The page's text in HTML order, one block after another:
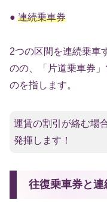
● 連続乗車券
2つの区間を連続乗車
のの、「片道乗車券
のを指します。
運賃の割引が絡む場
発揮します！
往復乗車券と